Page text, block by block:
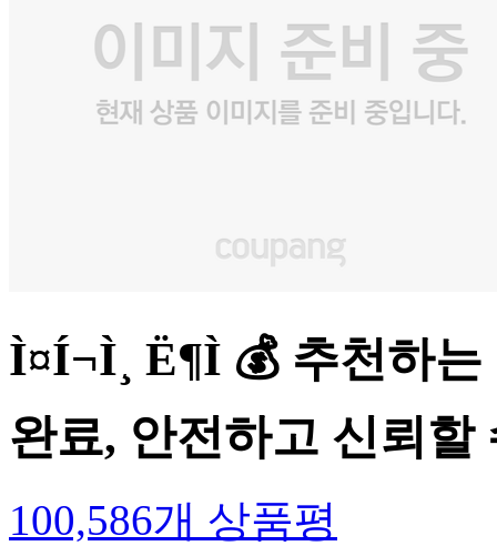
Ì¤Í¬Ì¸ Ë¶Ì 💰 추천
완료, 안전하고 신뢰할
100,586개 상품평